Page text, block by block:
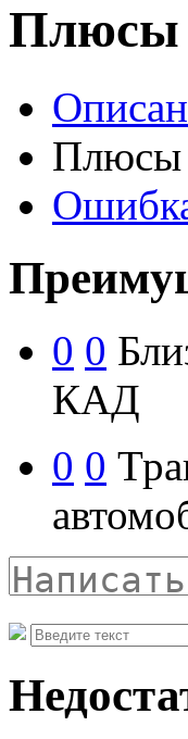
Плюсы
Плюсы
0 0
КАД
0 0